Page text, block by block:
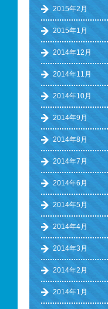
2015年2月
2015年1月
2014年12月
2014年11月
2014年10月
2014年9月
2014年8月
2014年7月
2014年6月
2014年5月
2014年4月
2014年3月
2014年2月
2014年1月